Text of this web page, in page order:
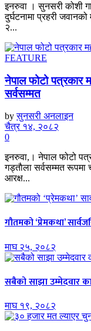
इनरुवा । सुनसरी कोशी
दुर्घटनामा प्रहरी
२...
FEATURE
नेपाल फोटो पत्रकार
सर्वसम्मत
by सुनसरी अनलाइन
चैत्र १४, २०८२
0
इनरुवा,। नेपाल फोटो
गड्ताैला सर्वसम्मत
आरक्ष...
गौतमको ‘प्रेमकथा’
माघ २५, २०८२
सबैको साझा उम्मेदवार
माघ १९, २०८२